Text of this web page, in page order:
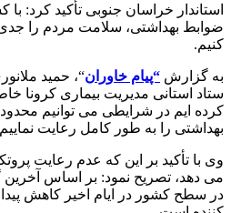
استاندار خراسان جنوبی تأکید کرد:
ضوابط بهداشتی، سلامت مردم را
کنیم.
به گزارش “پیام خاوران“، حمید
ستاد استانی مدیریت بیماری کرونا
کرده ایم در شرایطی می توانیم
بهداشتی را به طور کامل رعایت
وی با تأکید بر این که عدم رعایت
می دهد، تصریح نمود: بر اساس
در سطح کشور در ایام اخیر کاهش